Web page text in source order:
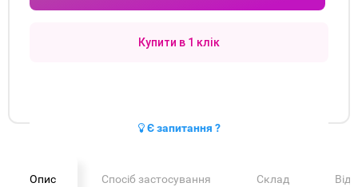
Купити в 1 клік
Є запитання ?
Опис Спосіб застосування Склад